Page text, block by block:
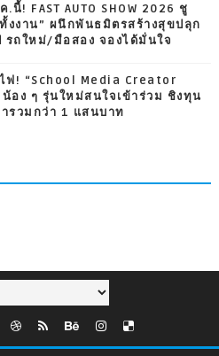
! FAST AUTO SHOW 2026 ชู
งงาน” ผนึกพันธมิตรสร้างสุขปลุก
รถใหม่/มือสอง จองได้มั่นใจ
ฟ! “School Media Creator
อง ๆ รุ่นใหม่สนใจเข้าร่วม ชิงทุน
รวมกว่า 1 แสนบาท